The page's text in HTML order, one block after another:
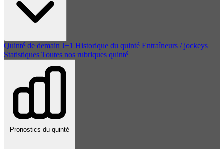
Quinté de demain J+1 Historique du quinté Entraîneurs / jockeys
Statistiques Toutes nos rubriques quinté
Pronostics du quinté